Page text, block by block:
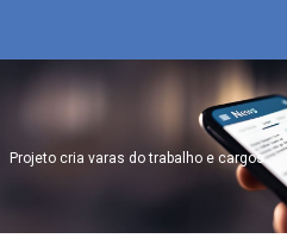
Projeto cria varas do trabalho e cargos